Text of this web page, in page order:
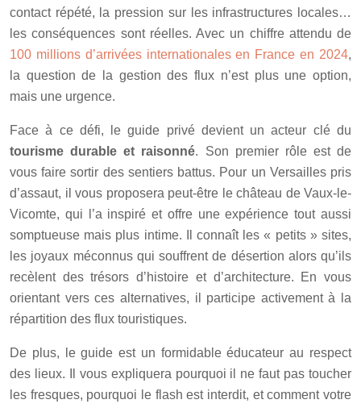
contact répété, la pression sur les infrastructures locales…
les conséquences sont réelles. Avec un chiffre attendu de
100 millions d’arrivées internationales en France en 2024,
la question de la gestion des flux n’est plus une option,
mais une urgence.
Face à ce défi, le guide privé devient un acteur clé du
tourisme durable et raisonné. Son premier rôle est de
vous faire sortir des sentiers battus. Pour un Versailles pris
d’assaut, il vous proposera peut-être le château de Vaux-le-
Vicomte, qui l’a inspiré et offre une expérience tout aussi
somptueuse mais plus intime. Il connaît les « petits » sites,
les joyaux méconnus qui souffrent de désertion alors qu’ils
recèlent des trésors d’histoire et d’architecture. En vous
orientant vers ces alternatives, il participe activement à la
répartition des flux touristiques.
De plus, le guide est un formidable éducateur au respect
des lieux. Il vous expliquera pourquoi il ne faut pas toucher
les fresques, pourquoi le flash est interdit, et comment votre